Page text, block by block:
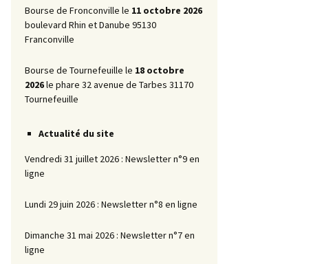
Bourse de Fronconville le 11 octobre 2026
boulevard Rhin et Danube 95130
Franconville
Bourse de Tournefeuille le 18 octobre
2026le phare 32 avenue de Tarbes 31170
Tournefeuille
Actualité du site
Vendredi 31 juillet 2026 : Newsletter n°9 en
ligne
Lundi 29 juin 2026 : Newsletter n°8 en ligne
Dimanche 31 mai 2026 : Newsletter n°7 en
ligne